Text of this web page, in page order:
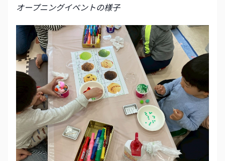
オープニングイベントの様子